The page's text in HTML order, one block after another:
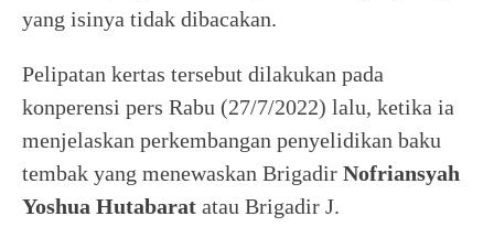
yang isinya tidak dibacakan.
Pelipatan kertas tersebut dilakukan pada
konperensi pers Rabu (27/7/2022) lalu, ketika ia
menjelaskan perkembangan penyelidikan baku
tembak yang menewaskan Brigadir Nofriansyah
Yoshua Hutabarat atau Brigadir J.